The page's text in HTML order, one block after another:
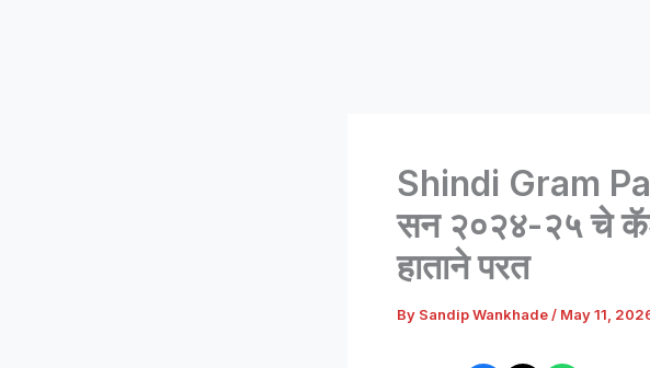
Shindi Gram
सन २०२४-२५ चे
हाताने परत
By Sandip Wankhade / May 11,